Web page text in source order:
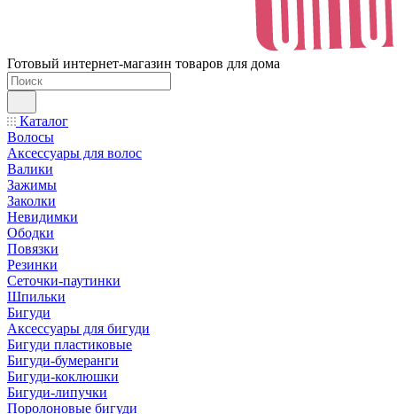
Готовый интернет-магазин товаров для дома
Каталог
Волосы
Аксессуары для волос
Валики
Зажимы
Заколки
Невидимки
Ободки
Повязки
Резинки
Сеточки-паутинки
Шпильки
Бигуди
Аксессуары для бигуди
Бигуди пластиковые
Бигуди-бумеранги
Бигуди-коклюшки
Бигуди-липучки
Поролоновые бигуди